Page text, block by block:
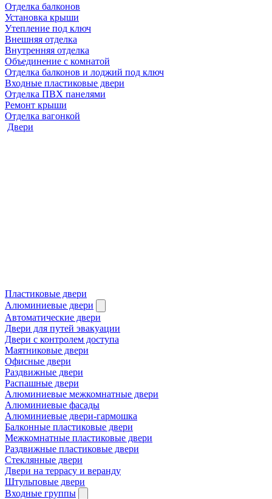
Отделка балконов
Установка крыши
Утепление под ключ
Внешняя отделка
Внутренняя отделка
Объединение с комнатой
Отделка балконов и лоджий под ключ
Входные пластиковые двери
Отделка ПВХ панелями
Ремонт крыши
Отделка вагонкой
Двери
Пластиковые двери
Алюминиевые двери
Автоматические двери
Двери для путей эвакуации
Двери с контролем доступа
Маятниковые двери
Офисные двери
Раздвижные двери
Распашные двери
Алюминиевые межкомнатные двери
Алюминиевые фасады
Алюминиевые двери-гармошка
Балконные пластиковые двери
Межкомнатные пластиковые двери
Раздвижные пластиковые двери
Стеклянные двери
Двери на террасу и веранду
Штульповые двери
Входные группы